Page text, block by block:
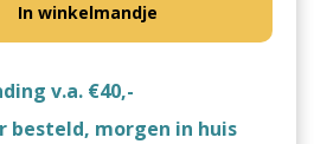
In winkelmandje
v.a. €40,-
besteld, morgen in huis